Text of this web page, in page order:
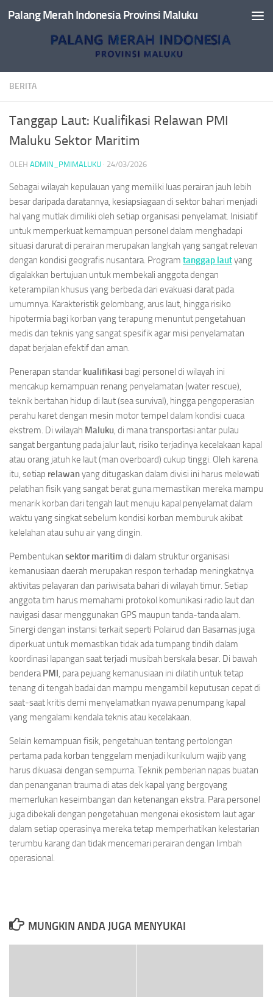
Skip to content
Palang Merah Indonesia Provinsi Maluku
BERITA
Tanggap Laut: Kualifikasi Relawan PMI
Maluku Sektor Maritim
OLEH ADMIN_PMIMALUKU · 24/03/2026
Sebagai wilayah kepulauan yang memiliki luas perairan jauh lebih
besar daripada daratannya, kesiapsiagaan di sektor bahari menjadi
hal yang mutlak dimiliki oleh setiap organisasi penyelamat. Inisiatif
untuk memperkuat kemampuan personel dalam menghadapi
situasi darurat di perairan merupakan langkah yang sangat relevan
dengan kondisi geografis nusantara. Program tanggap lautyang
digalakkan bertujuan untuk membekali anggota dengan
keterampilan khusus yang berbeda dari evakuasi darat pada
umumnya. Karakteristik gelombang, arus laut, hingga risiko
hipotermia bagi korban yang terapung menuntut pengetahuan
medis dan teknis yang sangat spesifik agar misi penyelamatan
dapat berjalan efektif dan aman.
Penerapan standar kualifikasi bagi personel di wilayah ini
mencakup kemampuan renang penyelamatan (water rescue),
teknik bertahan hidup di laut (sea survival), hingga pengoperasian
perahu karet dengan mesin motor tempel dalam kondisi cuaca
ekstrem. Di wilayah Maluku, di mana transportasi antar pulau
sangat bergantung pada jalur laut, risiko terjadinya kecelakaan kapal
atau orang jatuh ke laut (man overboard) cukup tinggi. Oleh karena
itu, setiap relawanyang ditugaskan dalam divisi ini harus melewati
pelatihan fisik yang sangat berat guna memastikan mereka mampu
menarik korban dari tengah laut menuju kapal penyelamat dalam
waktu yang singkat sebelum kondisi korban memburuk akibat
kelelahan atau suhu air yang dingin.
Pembentukan sektor maritim di dalam struktur organisasi
kemanusiaan daerah merupakan respon terhadap meningkatnya
aktivitas pelayaran dan pariwisata bahari di wilayah timur. Setiap
anggota tim harus memahami protokol komunikasi radio laut dan
navigasi dasar menggunakan GPS maupun tanda-tanda alam.
Sinergi dengan instansi terkait seperti Polairud dan Basarnas juga
diperkuat untuk memastikan tidak ada tumpang tindih dalam
koordinasi lapangan saat terjadi musibah berskala besar. Di bawah
benderaPMI, para pejuang kemanusiaan ini dilatih untuk tetap
tenang di tengah badai dan mampu mengambil keputusan cepat di
saat-saat kritis demi menyelamatkan nyawa penumpang kapal
yang mengalami kendala teknis atau kecelakaan.
Selain kemampuan fisik, pengetahuan tentang pertolongan
pertama pada korban tenggelam menjadi kurikulum wajib yang
harus dikuasai dengan sempurna. Teknik pemberian napas buatan
dan penanganan trauma di atas dek kapal yang bergoyang
memerlukan keseimbangan dan ketenangan ekstra. Para personel
juga dibekali dengan pengetahuan mengenai ekosistem laut agar
dalam setiap operasinya mereka tetap memperhatikan kelestarian
terumbu karang dan tidak mencemari perairan dengan limbah
operasional.
MUNGKIN ANDA JUGA MENYUKAI